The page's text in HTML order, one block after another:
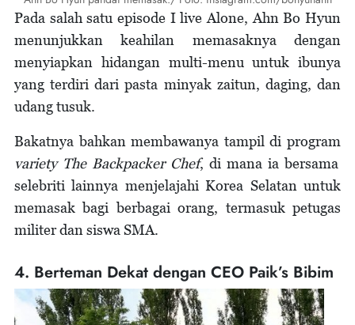
Pada salah satu episode I live Alone, Ahn Bo Hyun
menunjukkan keahilan memasaknya dengan
menyiapkan hidangan multi-menu untuk ibunya
yang terdiri dari pasta minyak zaitun, daging, dan
udang tusuk.
Bakatnya bahkan membawanya tampil di program
variety The Backpacker Chef, di mana ia bersama
selebriti lainnya menjelajahi Korea Selatan untuk
memasak bagi berbagai orang, termasuk petugas
militer dan siswa SMA.
4. Berteman Dekat dengan CEO Paik’s Bibim